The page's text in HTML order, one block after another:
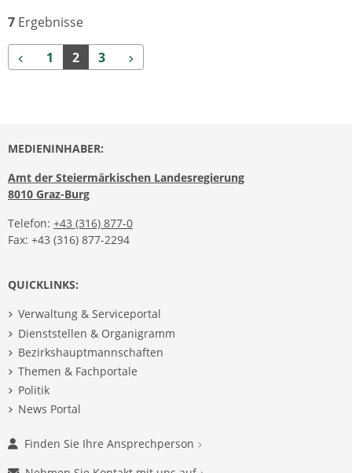
7 Ergebnisse
Zurück
1 2 3 Weiter
MEDIENINHABER:
Amt der Steiermärkischen Landesregierung
8010 Graz-Burg
Telefon: +43 (316) 877-0
Fax: +43 (316) 877-2294
QUICKLINKS:
Verwaltung & Serviceportal
Dienststellen & Organigramm
Bezirkshauptmannschaften
Themen & Fachportale
Politik
News Portal
Finden Sie Ihre Ansprechperson